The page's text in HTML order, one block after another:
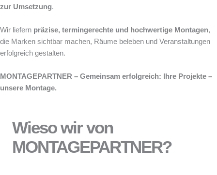
zur Umsetzung.
Wir liefern präzise, termingerechte und hochwertige Montagen,
die Marken sichtbar machen, Räume beleben und Veranstaltungen
erfolgreich gestalten.
MONTAGEPARTNER – Gemeinsam erfolgreich: Ihre Projekte –
unsere Montage.
Wieso wir von
MONTAGEPARTNER?